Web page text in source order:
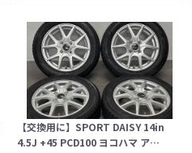
【交換用に】SPORT DAISY 14in
4.5J +45 PCD100 ヨコハマ ア…